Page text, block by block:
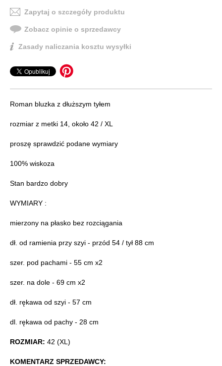
Zapytaj o szczegóły produktu
Zobacz opinie o sprzedawcy
Zasady naliczania kosztu wysyłki
Roman bluzka z dłuższym tyłem
rozmiar z metki 14, około 42 / XL
proszę sprawdzić podane wymiary
100% wiskoza
Stan bardzo dobry
WYMIARY :
mierzony na płasko bez rozciągania
dł. od ramienia przy szyi - przód 54 / tył 88 cm
szer. pod pachami - 55 cm x2
szer. na dole - 69 cm x2
dł. rękawa od szyi - 57 cm
dl. rękawa od pachy - 28 cm
ROZMIAR: 42 (XL)
KOMENTARZ SPRZEDAWCY: